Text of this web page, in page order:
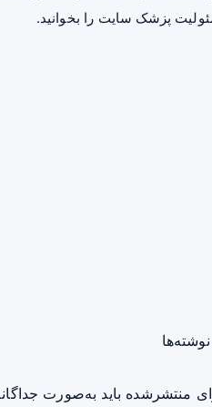
پزشک سایت را بخوانید.
منتشرشده باید به‌صورت